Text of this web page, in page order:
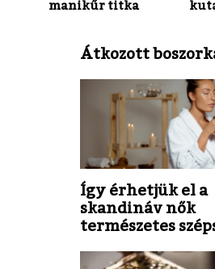
manikűr titka
Átkozott
Így érhetjük el a
skandináv nők
természetes